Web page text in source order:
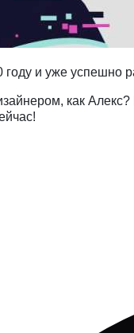
и уже успешно
как